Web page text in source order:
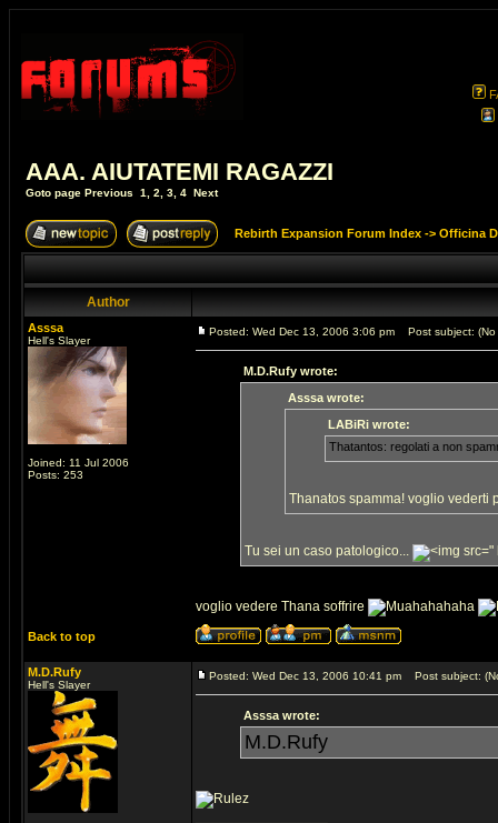
AAA. AIUTATEMI RAGAZZI
Goto page Previous 1 2 3 4 Next
Rebirth Expansion Forum Index -> Officina
Author
Asssa
Hell's Slayer
Joined: 11 Jul 2006
Posts: 253
Posted: Wed Dec 13, 2006 3:06 pm Post subject: (No
M.D.Rufy wrote:
Asssa wrote:
LABiRi wrote:
Thatantos: regolati a non
Thanatos spamma! voglio vederti
Tu sei un caso patologico... "
voglio vedere Thana soffrire
Back to top
M.D.Rufy
Hell's Slayer
Posted: Wed Dec 13, 2006 10:41 pm Post subject:
Asssa wrote:
M.D.Rufy